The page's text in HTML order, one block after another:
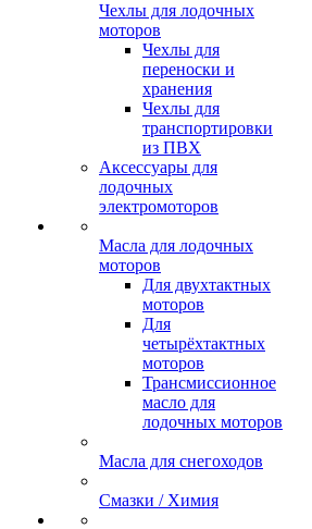
Чехлы для лодочных
моторов
Чехлы для
переноски и
хранения
Чехлы для
транспортировки
из ПВХ
Аксессуары для
лодочных
электромоторов
Масла для лодочных
моторов
Для двухтактных
моторов
Для
четырёхтактных
моторов
Трансмиссионное
масло для
лодочных моторов
Масла для снегоходов
Смазки / Химия